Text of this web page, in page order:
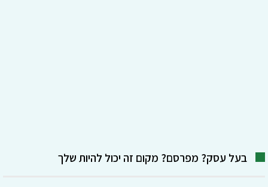
בעל עסק? מפרסם? מקום זה יכול להיות שלך